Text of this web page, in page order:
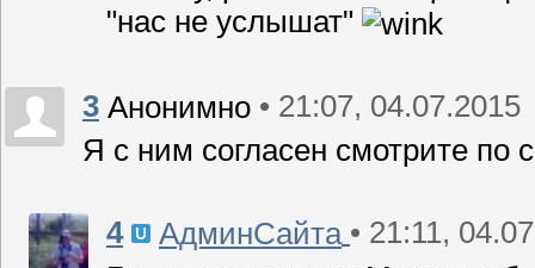
"нас не услышат"
3 Анонимно • 21:07, 04.07.2015
Я с ним согласен смотрите по
4 АдминСайта • 21:11,